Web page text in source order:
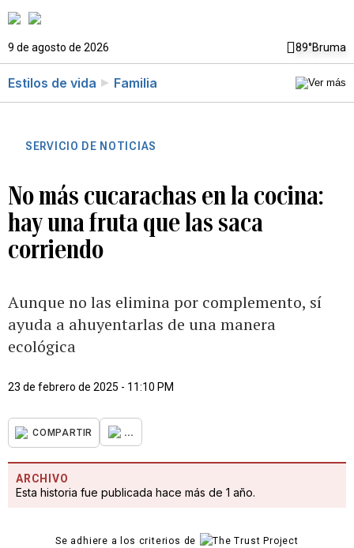
9 de agosto de 2026 89°Bruma
Estilos de vida Familia
SERVICIO DE NOTICIAS
No más cucarachas en la cocina:
hay una fruta que las saca
corriendo
Aunque no las elimina por complemento, sí
ayuda a ahuyentarlas de una manera
ecológica
23 de febrero de 2025 - 11:10 PM
COMPARTIR ...
ARCHIVO
Esta historia fue publicada hace más de 1 año.
Se adhiere a los criterios de